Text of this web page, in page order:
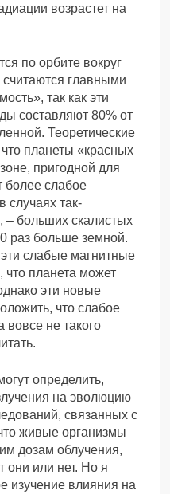
возрастет на
по орбите вокруг
считаются главными
так как эти
составляют 80% от
Теоретические
планеты «красных
пригодной для
более слабое
случаях так-
больших скалистых
раз больше земной.
слабые магнитные
планета может
эти новые
что слабое
вовсе не такого
определить,
на эволюцию
связанных с
живые организмы
дозам облучения,
они или нет. Но я
изучение влияния на